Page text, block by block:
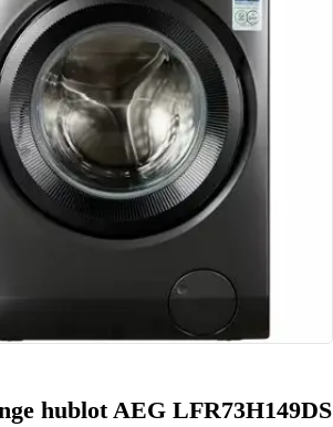
hublot AEG LFR73H149DS